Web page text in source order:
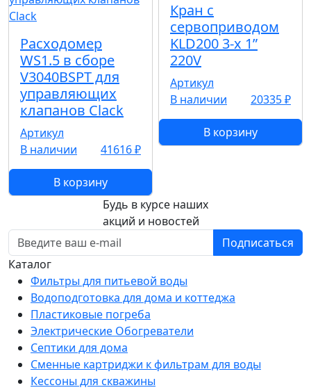
Расходомер
WS1.5 в сборе
V3040BSPT для
управляющих
клапанов Clack
Артикул
В наличии
41616 ₽
В корзину
Кран с
сервоприводом
KLD200 3-х 1”
220V
Артикул
В наличии
20335 ₽
В корзину
Будь в курсе наших
акций и новостей
Подписаться
Каталог
Фильтры для питьевой воды
Водоподготовка для дома и коттеджа
Пластиковые погреба
Электрические Обогреватели
Септики для дома
Сменные картриджи к фильтрам для воды
Кессоны для скважины